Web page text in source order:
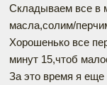
Складываем все в
масла,солим/
Хорошенько все
минут 15,чтоб
За это время я